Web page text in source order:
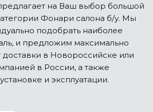
на Ваш выбор большой
Фонари салона б/у. Мы
подобрать наиболее
и предложим максимально
в Новороссийске или
в России, а также
и эксплуатации.